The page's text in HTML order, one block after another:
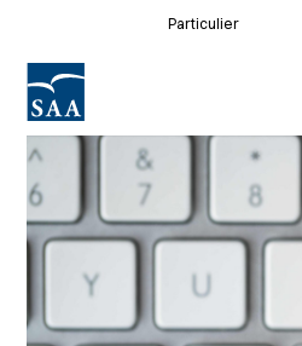
Particulier
Voor klanten
Voor adviseurs